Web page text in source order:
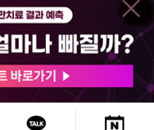
홈페이지 이용약관
가
로52길 7, 3~4층(서초동, 제일빌딩)
ㅣ김남철
RIGHTS RESERVED.